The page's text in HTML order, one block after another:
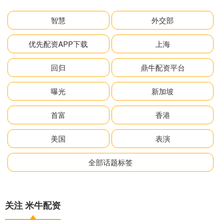
智慧 外交部
优先配资APP下载 上海
回归 鼎牛配资平台
曝光 新加坡
首富 香港
美国 表演
全部话题标签
关注 米牛配资